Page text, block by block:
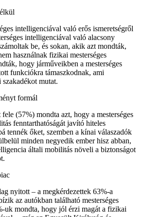
intelligenciával való erős ismeretségről
intelligenciával való alacsony
be, és sokan, akik azt mondták,
használnak fizikai mesterséges
hogy járműveikben a mesterséges
funkciókra támaszkodnak, ami
szakadékot mutat.
formál
(57%) mondta azt, hogy a mesterséges
fenntarthatóságát javító hiteles
tennék őket, szemben a kínai válaszadók
minden negyedik ember hisz abban,
általi mobilitás növeli a biztonságot
nyitott – a megkérdezettek 63%-a
az autókban található mesterséges
uk mondta, hogy jól érzi magát a fizikai